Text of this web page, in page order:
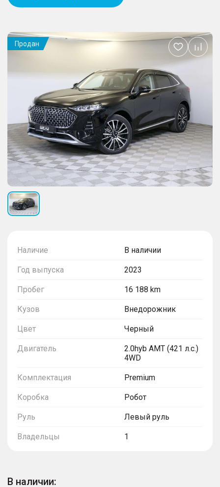
Наличие В наличии
Год выпуска 2023
Пробег 16 188 km
Кузов Внедорожник
Цвет Черный
Двигатель
2.0hyb AMT (421 л.с.)
4WD
Комплектация Premium
Коробка Робот
Руль Левый руль
Владельцы 1
В наличии:
Продан
Добавить
в